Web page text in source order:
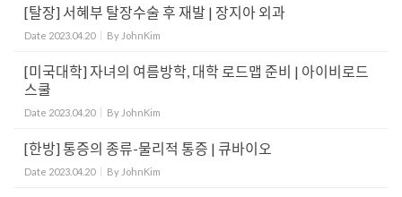
[탈장] 서혜부 탈장수술 후 재발 | 장지아 외과
Date 2023.04.20 By JohnKim
[미국대학] 자녀의 여름방학, 대학 로드맵 준비 | 아이비로드
스쿨
Date 2023.04.20 By JohnKim
[한방] 통증의 종류-물리적 통증 | 큐바이오
Date 2023.04.20 By JohnKim